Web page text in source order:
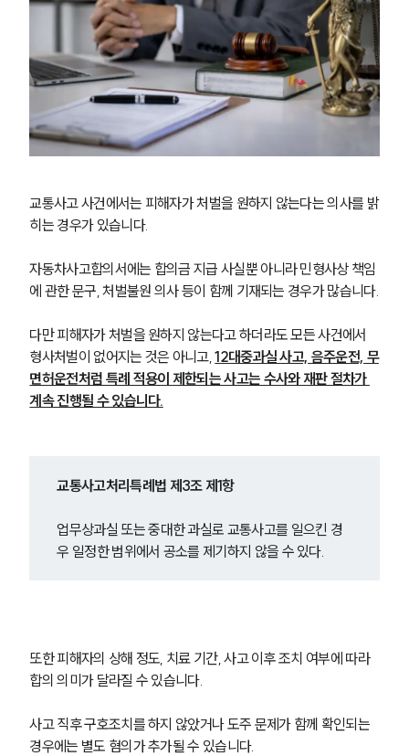
교통사고 사건에서는 피해자가 처벌을 원하지 않는다는 의사를 밝
히는 경우가 있습니다.
자동차사고합의서에는 합의금 지급 사실뿐 아니라 민형사상 책임
에 관한 문구, 처벌불원 의사 등이 함께 기재되는 경우가 많습니다.
다만 피해자가 처벌을 원하지 않는다고 하더라도 모든 사건에서
형사처벌이 없어지는 것은 아니고, 12대중과실 사고, 음주운전, 무
면허운전처럼 특례 적용이 제한되는 사고는 수사와 재판 절차가
계속 진행될 수 있습니다.
교통사고처리특례법 제3조 제1항
업무상과실 또는 중대한 과실로 교통사고를 일으킨 경
우 일정한 범위에서 공소를 제기하지 않을 수 있다.
또한 피해자의 상해 정도, 치료 기간, 사고 이후 조치 여부에 따라
합의 의미가 달라질 수 있습니다.
사고 직후 구호조치를 하지 않았거나 도주 문제가 함께 확인되는
경우에는 별도 혐의가 추가될 수 있습니다.